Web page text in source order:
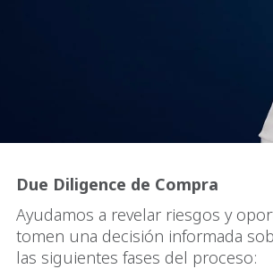
Due Diligence de Compra
Ayudamos a revelar riesgos y
tomen una decisión informada
las siguientes fases del proceso: